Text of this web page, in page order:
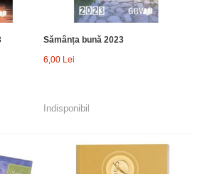
Sămânța bună 2023
6,00 Lei
Indisponibil